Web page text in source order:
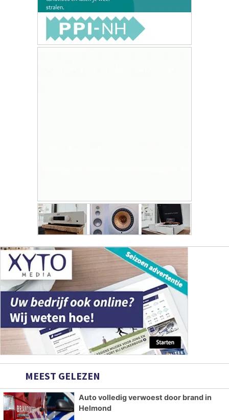
MEEST GELEZEN
Auto volledig verwoest door brand in
Helmond